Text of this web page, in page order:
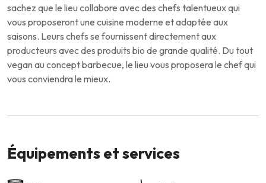
sachez que le lieu collabore avec des chefs talentueux qui
vous proposeront une cuisine moderne et adaptée aux
saisons. Leurs chefs se fournissent directement aux
producteurs avec des produits bio de grande qualité. Du tout
vegan au concept barbecue, le lieu vous proposera le chef qui
vous conviendra le mieux.
Équipements et services